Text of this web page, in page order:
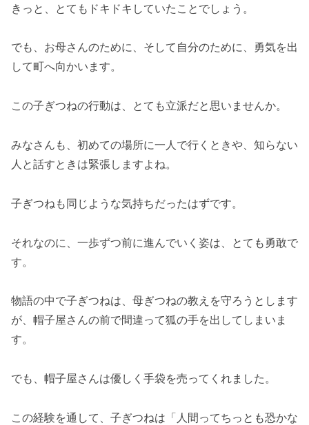
きっと、とてもドキドキしていたことでしょう。
でも、お母さんのために、そして自分のために、勇気を出
して町へ向かいます。
この子ぎつねの行動は、とても立派だと思いませんか。
みなさんも、初めての場所に一人で行くときや、知らない
人と話すときは緊張しますよね。
子ぎつねも同じような気持ちだったはずです。
それなのに、一歩ずつ前に進んでいく姿は、とても勇敢で
す。
物語の中で子ぎつねは、母ぎつねの教えを守ろうとします
が、帽子屋さんの前で間違って狐の手を出してしまいま
す。
でも、帽子屋さんは優しく手袋を売ってくれました。
この経験を通して、子ぎつねは「人間ってちっとも恐かな